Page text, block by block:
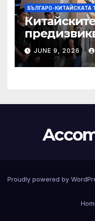
БЪЛГАРО-
JUNE 9, 2026
Proudly powered by